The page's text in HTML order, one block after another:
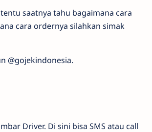
saatnya tahu bagaimana cara
cara ordernya silahkan simak
@gojekindonesia.
Driver. Di sini bisa SMS atau call